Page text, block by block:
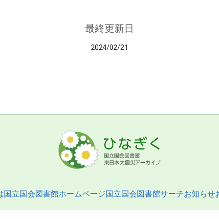
最終更新日
2024/02/21
国立国会図書館ホームページ国立国会図書館サーチお知らせ